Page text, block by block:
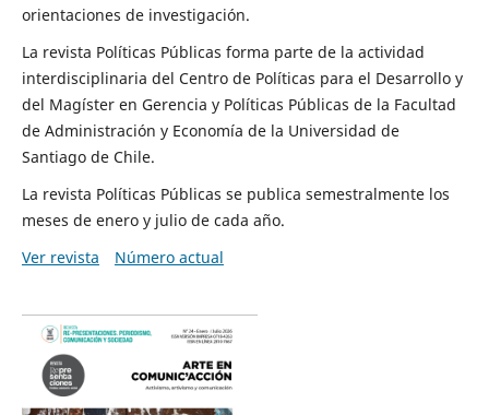
orientaciones de investigación.
La revista Políticas Públicas forma parte de la actividad
interdisciplinaria del Centro de Políticas para el Desarrollo y
del Magíster en Gerencia y Políticas Públicas de la Facultad
de Administración y Economía de la Universidad de
Santiago de Chile.
La revista Políticas Públicas se publica semestralmente los
meses de enero y julio de cada año.
Ver revista
Número actual